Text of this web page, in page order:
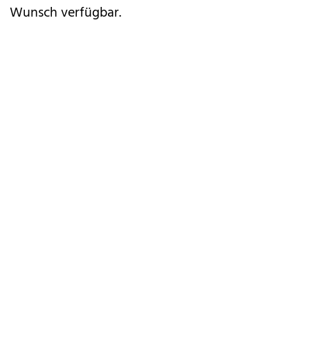
Wunsch verfügbar.